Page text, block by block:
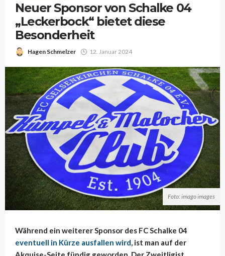
Neuer Sponsor von Schalke 04
„Leckerbock“ bietet diese
Besonderheit
Hagen Schmelzer 12. Januar 2024
Foto: imago images
Während ein weiterer Sponsor des FC Schalke 04
eventuell in Kürze ausfallen wird, ist man auf der